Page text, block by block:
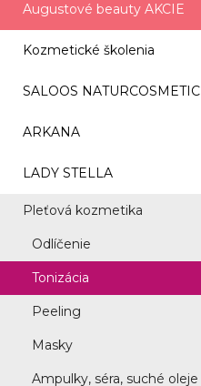
Augustové beauty AKCIE
Kozmetické školenia
SALOOS NATURCOSMETIC
ARKANA
LADY STELLA
Pleťová kozmetika
Odlíčenie
Tonizácia
Peeling
Masky
Ampulky, séra, suché oleje